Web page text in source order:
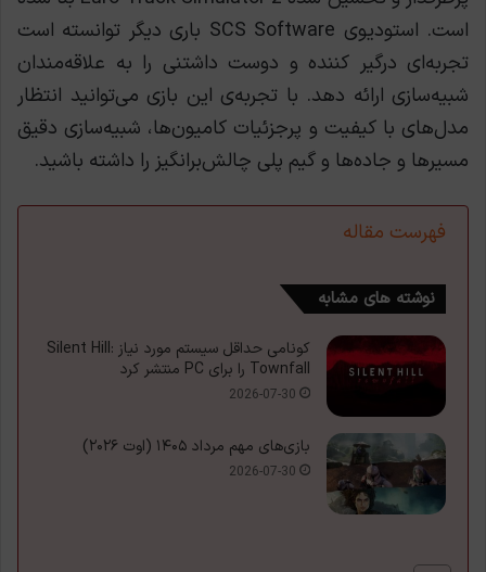
است. استودیوی SCS Software باری دیگر توانسته است
تجربه‌ای درگیر کننده و دوست داشتنی را به علاقه‌مندان
شبیه‌سازی ارائه دهد. با تجربه‌ی این بازی می‌توانید انتظار
مدل‌های با کیفیت و پرجزئیات کامیون‌ها، شبیه‌سازی دقیق
مسیرها و جاده‌ها و گیم پلی چالش‌برانگیز را داشته باشید.
فهرست مقاله
نوشته های مشابه
کونامی حداقل سیستم مورد نیاز Silent Hill:
Townfall را برای PC منتشر کرد
2026-07-30
بازی‌های مهم مرداد ۱۴۰۵ (اوت ۲۰۲۶)
2026-07-30